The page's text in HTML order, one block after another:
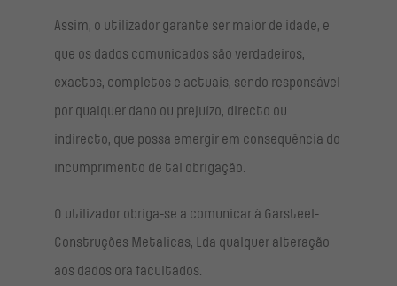
Assim, o utilizador garante ser maior de idade, e
que os dados comunicados são verdadeiros,
exactos, completos e actuais, sendo responsável
por qualquer dano ou prejuízo, directo ou
indirecto, que possa emergir em consequência do
incumprimento de tal obrigação.
O utilizador obriga-se a comunicar à Garsteel-
Construções Metalicas, Lda qualquer alteração
aos dados ora facultados.